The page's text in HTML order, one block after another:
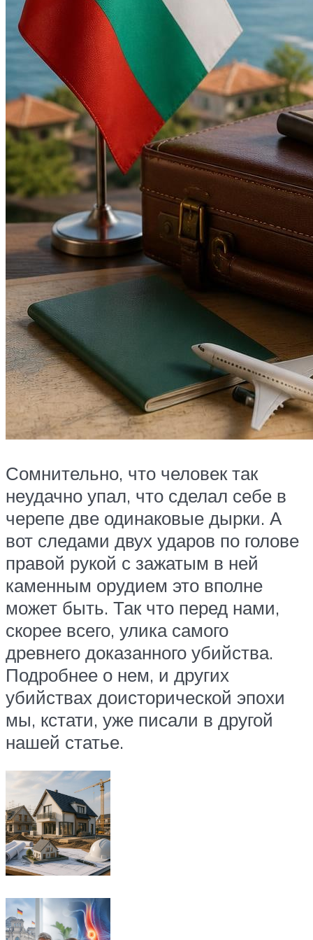
Сомнительно, что человек так
неудачно упал, что сделал себе в
черепе две одинаковые дырки. А
вот следами двух ударов по голове
правой рукой с зажатым в ней
каменным орудием это вполне
может быть. Так что перед нами,
скорее всего, улика самого
древнего доказанного убийства.
Подробнее о нем, и других
убийствах доисторической эпохи
мы, кстати, уже писали в другой
нашей статье.